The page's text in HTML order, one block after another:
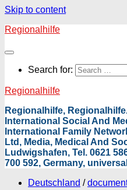
Skip to content
Regionalhilfe
Search for:
Regionalhilfe
Regionalhilfe,
International Social And
International Family
Ltd, Media, Medical And
Ludwigshafen, Tel. 0621
700 592, Germany, universal
Deutschland /